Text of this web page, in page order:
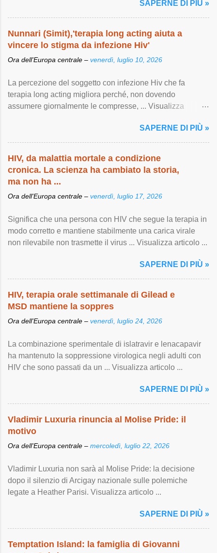
SAPERNE DI PIÙ »
Nunnari (Simit),'terapia long acting aiuta a
vincere lo stigma da infezione Hiv'
Ora dell'Europa centrale – venerdì, luglio 10, 2026
La percezione del soggetto con infezione Hiv che fa
terapia long acting migliora perché, non dovendo
assumere giornalmente le compresse, ... Visualizza
SAPERNE DI PIÙ »
HIV, da malattia mortale a condizione
cronica. La scienza ha cambiato la storia,
ma non ha ...
Ora dell'Europa centrale – venerdì, luglio 17, 2026
Significa che una persona con HIV che segue la terapia in
modo corretto e mantiene stabilmente una carica virale
non rilevabile non trasmette il virus ... Visualizza articolo ...
SAPERNE DI PIÙ »
HIV, terapia orale settimanale di Gilead e
MSD mantiene la soppres
Ora dell'Europa centrale – venerdì, luglio 24, 2026
La combinazione sperimentale di islatravir e lenacapavir
ha mantenuto la soppressione virologica negli adulti con
HIV che sono passati da un ... Visualizza articolo ...
SAPERNE DI PIÙ »
Vladimir Luxuria rinuncia al Molise Pride: il
motivo
Ora dell'Europa centrale – mercoledì, luglio 22, 2026
Vladimir Luxuria non sarà al Molise Pride: la decisione
dopo il silenzio di Arcigay nazionale sulle polemiche
legate a Heather Parisi. Visualizza articolo ...
SAPERNE DI PIÙ »
Temptation Island: la famiglia di Giovanni